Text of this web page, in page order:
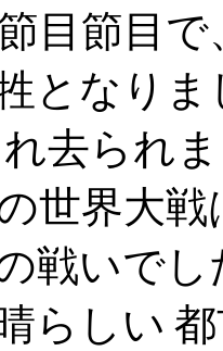
目節目
となり
去られ
世界大
戦いで
らしい